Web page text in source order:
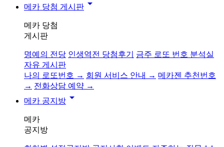
메카 당첨 게시판 arrow_drop_down
메카 당첨
게시판
명예의 전당 인생역전 당첨후기
금주 로또 번호 분석실
자유 게시판
나의 로또번호 → 회원 서비스 안내 → 메카젠 추천번호
→ 전화상담 예약 →
메카 공지방 arrow_drop_down
메카
공지방